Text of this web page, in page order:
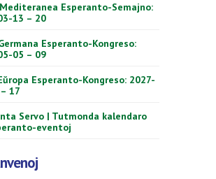
Esperanto-Semajno:
13 – 20
Esperanto-Kongreso:
05 – 09
Esperanto-Kongreso: 2027-
17
Servo | Tutmonda kalendaro
eventoj